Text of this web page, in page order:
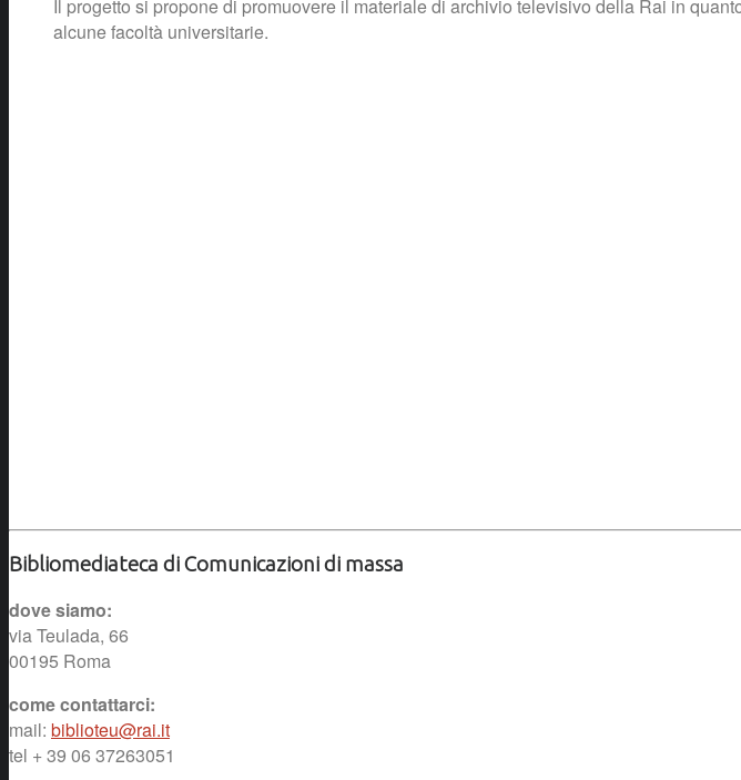
Il progetto si propone di promuovere il materiale di archivio televisivo della Rai in
alcune facoltà universitarie.
Bibliomediateca di Comunicazioni di massa
dove siamo:
via Teulada, 66
00195 Roma
come contattarci:
mail: biblioteu@rai.it
tel + 39 06 37263051